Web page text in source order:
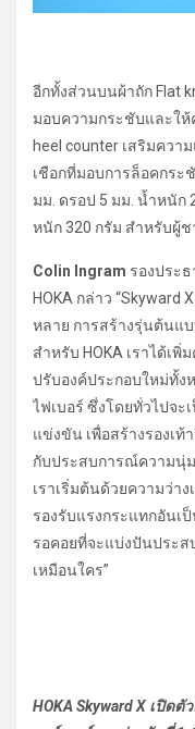
อีกทั้งส่วนบนผ้าถัก Flat
มอบความกระชับและให้
heel counter เสริมควา
เชือกที่มอบการล็อคกระ
มม. ดรอป 5 มม. น้ำหนัก
หนัก 320 กรัม สำหรับผู้ช
Colin Ingram รองประ
HOKA กล่าว
หลาย การสร้างรุ่นต้นแ
สำหรับ HOKA เราได้เ
ปรับองค์ประกอบใหม่ทั้ง
ไฟเบอร์ ซึ่งโดยทั่วไปจะ
แข่งขัน เพื่อสร้างรองเท้
กับประสบการณ์ความนุ่
เราเริ่มต้นด้วยความว่า
รองรับแรงกระแทกอันเ
รอคอยที่จะแบ่งปันประส
เหมือนใคร”
HOKA Skyward X เปิด